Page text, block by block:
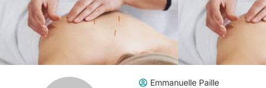
Emmanuelle Paille